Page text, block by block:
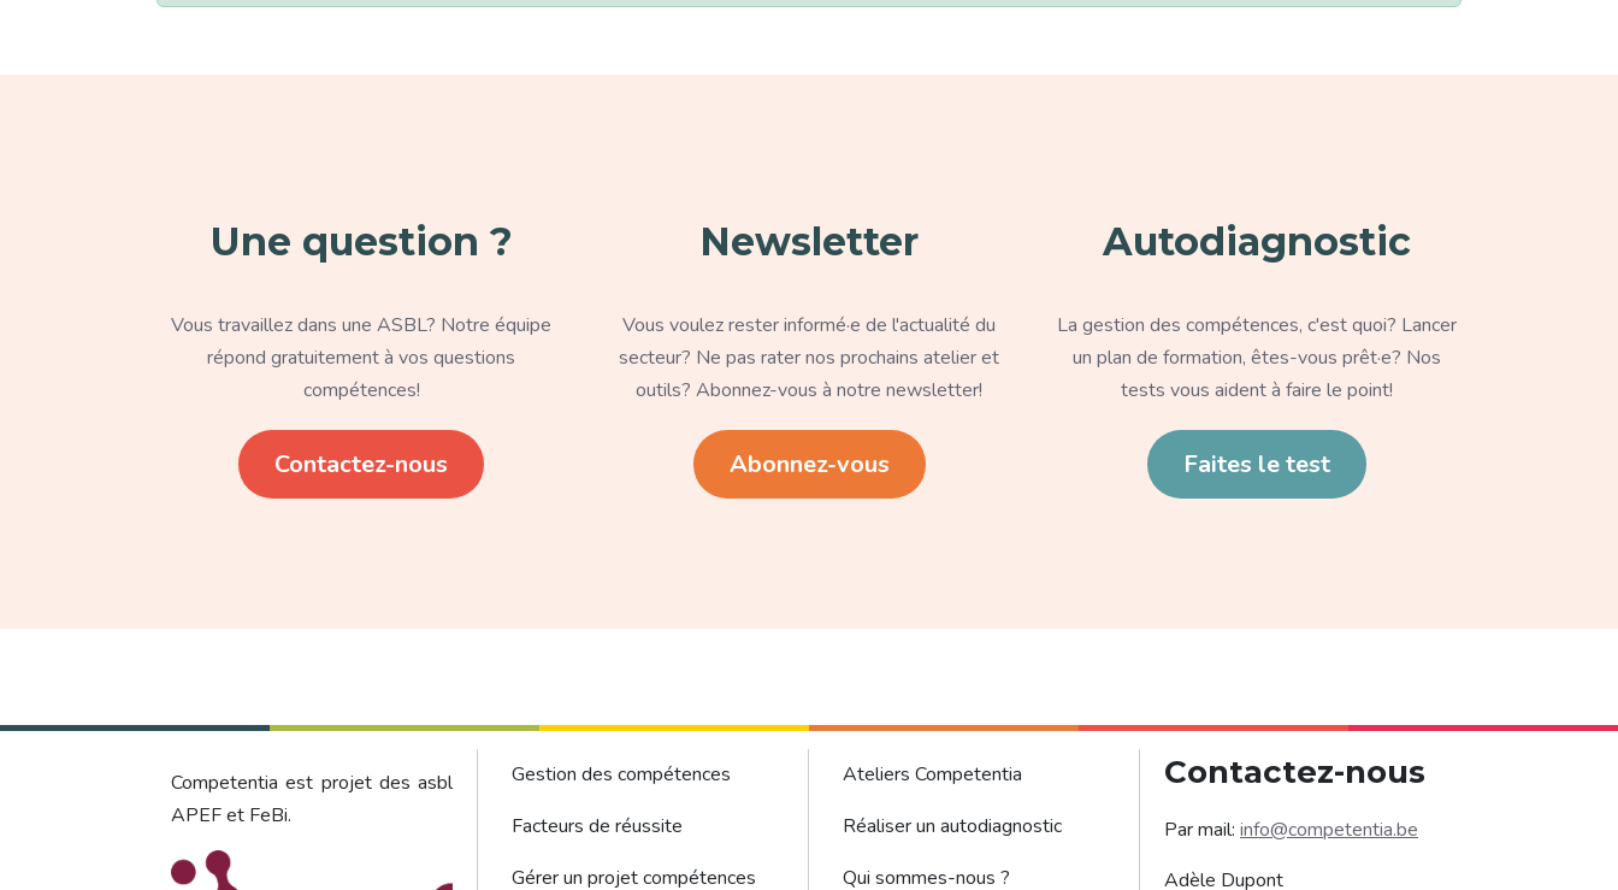
Une question ?
Vous travaillez dans une ASBL? Notre équipe
répond gratuitement à vos questions
compétences!
Contactez-nous
Newsletter
Vous voulez rester informé·e de l'actualité du
secteur? Ne pas rater nos prochains atelier et
outils? Abonnez-vous à notre newsletter!
Abonnez-vous
Autodiagnostic
La gestion des compétences, c'est quoi? Lancer
un plan de formation, êtes-vous prêt·e? Nos
tests vous aident à faire le point!
Faites le test
Competentia est projet des asbl
APEF et FeBi.
Footer - Gestion des compétences sous menu
Gestion des compétences
Facteurs de réussite
Gérer un projet compétences
Footer Menu
Ateliers Competentia
Réaliser un autodiagnostic
Qui sommes-nous ?
Contactez-nous
Par mail: info@competentia.be
Adèle Dupont